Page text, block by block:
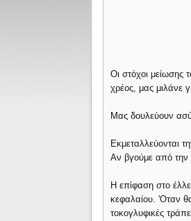
Οι στόχοι μείωσης
χρέος, μας μιλάνε
Μας δουλεύουν
Εκμεταλλεύονται
Αν βγούμε από την
Η επίφαση στο
κεφαλαίου. 'Οταν
τοκογλυφικές